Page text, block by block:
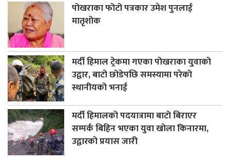
पोखराका फोटो पत्रकार उमेश पुनलाई
मातृशोक
मर्दी हिमाल ट्रेकमा गएका पोखराका युवाको
उद्वार, बाटो छोडेपछि समस्यामा परेको
स्थानीयको भनाई
मर्दी हिमालको पदयात्रामा बाटो बिराएर
सम्पर्क बिहिन भएका युवा खोला किनारमा,
उद्वारको प्रयास जारी